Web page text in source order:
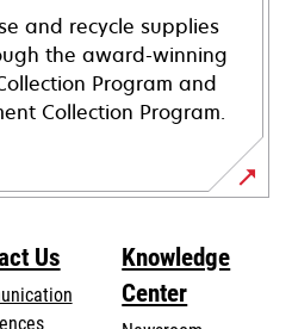
and recycle supplies
the award-winning
Program and
Collection Program.
Us
Knowledge
Center